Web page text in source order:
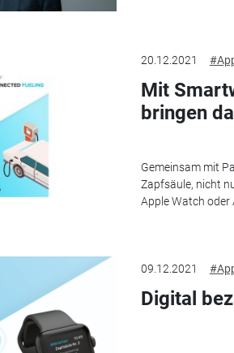
20.12.2021
Mit
bringen
Gemeinsam mit
Zapfsäule, nicht
Apple Watch oder
09.12.2021
Digital